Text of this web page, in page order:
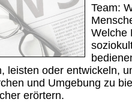
Team:
Welche
leisten oder entwickeln,
und Umgebung zu
erörtern.